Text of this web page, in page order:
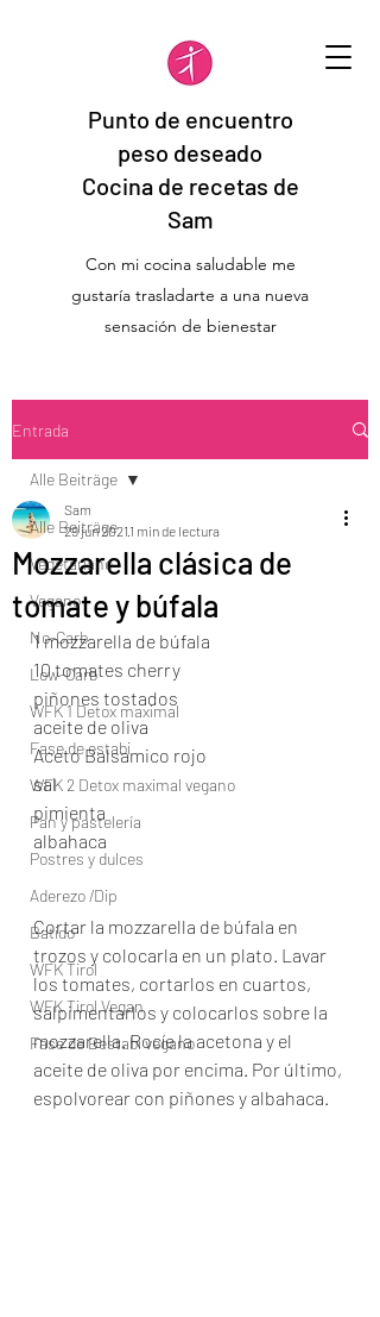
Punto de encuentro
peso deseado
Cocina de recetas de
Sam
Con mi cocina saludable me
gustaría trasladarte a una nueva
sensación de bienestar
Entrada
Alle Beiträge
Vegetariano
Vegano
No-Carb
Low-Carb
WFK 1 Detox maximal
Fase de estabi
WFK 2 Detox maximal vegano
Pan y pastelería
Postres y dulces
Aderezo /Dip
Batido
WFK Tirol
WFK Tirol Vegan
Fase de Bestabi vegano
Alle Beiträge
Mozzarella clásica de
tomate y búfala
Sam
29 jun 2021 1 min de lectura
1 mozzarella de búfala
10 tomates cherry
piñones tostados
aceite de oliva
Aceto Balsamico rojo
sal
pimienta
albahaca
Cortar la mozzarella de búfala en
trozos y colocarla en un plato. Lavar
los tomates, cortarlos en cuartos,
salpimentarlos y colocarlos sobre la
mozzarella. Rocíe la acetona y el
aceite de oliva por encima. Por último,
espolvorear con piñones y albahaca.